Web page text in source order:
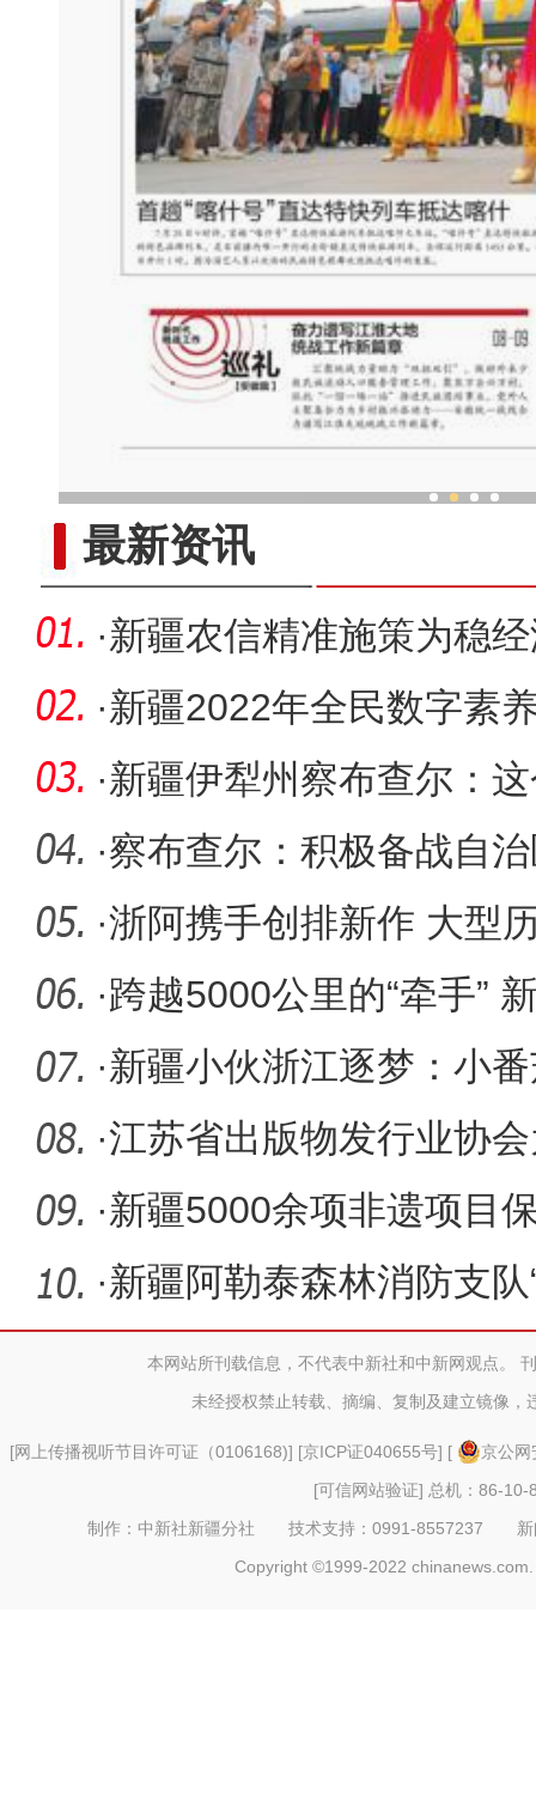
最新资讯
·新疆农信精准施策为稳
·新疆2022年全民数字素
（图）
·新疆伊犁州察布查尔：这
·察布查尔：积极备战自
·浙阿携手创排新作 大型
新疆阿克
·跨越5000公里的“牵手”
爸”
·新疆小伙浙江逐梦：小
·江苏省出版物发行业协
2760册图书
·新疆5000余项非遗项目
人
·新疆阿勒泰森林消防支
通信本网站所刊载信息，不代表中新社和中新网观点。
未经授权禁止转载、摘编、复制及建立镜像，
[网上传播视听节目许可证（0106168)] [京ICP证040655号] [
京公
[可信网站验证] 总机：86-10-
制作：中新社新疆分社 技术支持：0991-8557237
Copyright ©1999-2022